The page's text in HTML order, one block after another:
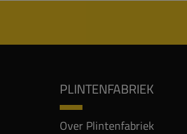
PLINTENFABRIEK
Over Plintenfabriek